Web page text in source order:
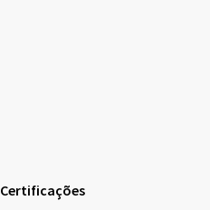
Certificações